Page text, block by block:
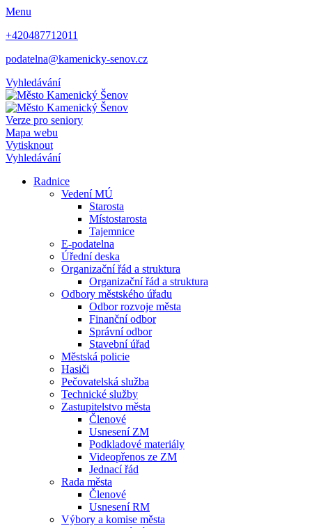
Menu
+420487712011
podatelna@kamenicky-senov.cz
Vyhledávání
Verze pro seniory
Mapa webu
Vytisknout
Vyhledávání
Radnice
Vedení MÚ
Starosta
Místostarosta
Tajemnice
E-podatelna
Úřední deska
Organizační řád a struktura
Organizační řád a struktura
Odbory městského úřadu
Odbor rozvoje města
Finanční odbor
Správní odbor
Stavební úřad
Městská policie
Hasiči
Pečovatelská služba
Technické služby
Zastupitelstvo města
Členové
Usnesení ZM
Podkladové materiály
Videopřenos ze ZM
Jednací řád
Rada města
Členové
Usnesení RM
Výbory a komise města